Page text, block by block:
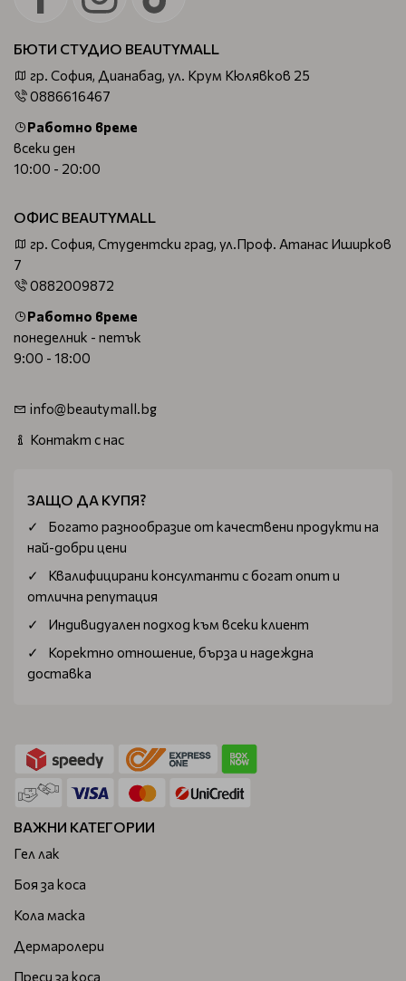
БЮТИ СТУДИО BEAUTYMALL
гр. София, Дианабад, ул. Крум Кюлявков 25
0886616467
Работно време
всеки ден
10:00 - 20:00
ОФИС BEAUTYMALL
гр. София, Студентски град, ул.Проф. Атанас Иширков
7
0882009872
Работно време
понеделник - петък
9:00 - 18:00
info@beautymall.bg
Контакт с нас
ЗАЩО ДА КУПЯ?
Богатo разнообразие от качествени продукти на
най-добри цени
Квалифицирани консултанти с богат опит и
отлична репутация
Индивидуален подход към всеки клиент
Коректно отношение, бърза и надеждна
доставка
ВАЖНИ КАТЕГОРИИ
Гел лак
Боя за коса
Кола маска
Дермаролери
Преси за коса